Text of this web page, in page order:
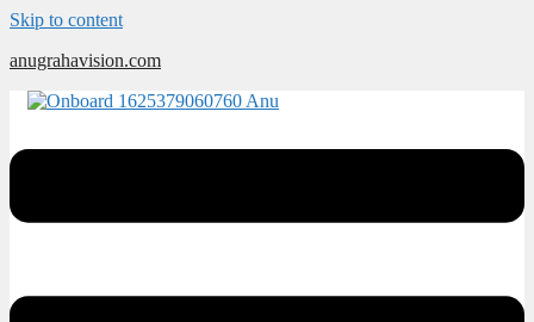
Skip to content
anugrahavision.com